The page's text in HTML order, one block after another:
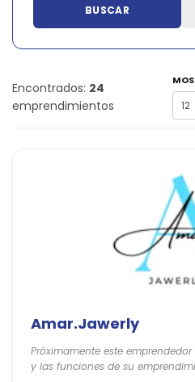
BUSCAR
Encontrados: 24
emprendimientos
Amar.Jawerly
Próximamente este
y las funciones de su